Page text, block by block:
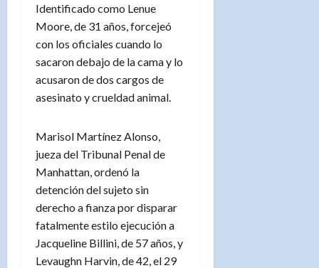
Identificado como Lenue
Moore, de 31 años, forcejeó
con los oficiales cuando lo
sacaron debajo de la cama y lo
acusaron de dos cargos de
asesinato y crueldad animal.
Marisol Martínez Alonso,
jueza del Tribunal Penal de
Manhattan, ordenó la
detención del sujeto sin
derecho a fianza por disparar
fatalmente estilo ejecución a
Jacqueline Billini, de 57 años, y
Levaughn Harvin, de 42, el 29